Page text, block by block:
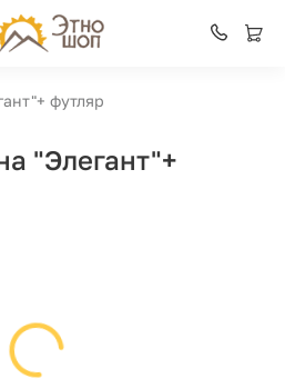
футляр
"Элегант"+